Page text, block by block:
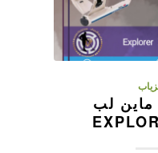
ماین لب